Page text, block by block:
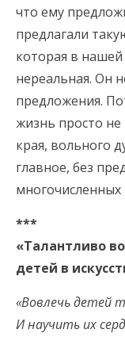
что ему
предлагали
которая в нашей
нереальная. Он
предложения.
жизнь просто не
края, вольного
главное, без
***
«Талантливо
детей в
«Вовлечь детей
И научить их